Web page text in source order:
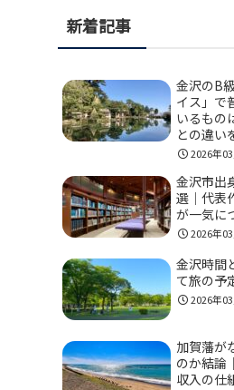
新着記事
金沢のB
イス」で
いるもの
との違い
い！2026年
金沢市出
選｜代表
が一気に
2026年
金沢時間
て旅の予
2026年
加賀藩が
のか結論
収入の仕